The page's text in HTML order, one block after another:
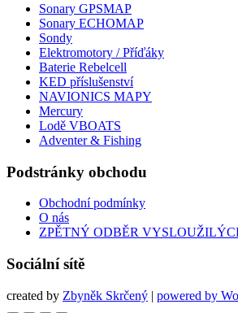
Sonary GPSMAP
Sonary ECHOMAP
Sondy
Elektromotory / Příďáky
Baterie Rebelcell
KED příslušenství
NAVIONICS MAPY
Mercury
Lodě VBOATS
Adventer & Fishing
Podstránky obchodu
Obchodní podmínky
O nás
ZPĚTNÝ ODBĚR
Sociální sítě
created by Zbyněk Skrčený | powered by